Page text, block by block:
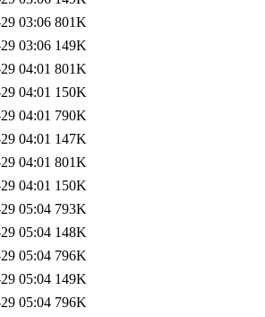
03:06 801K
03:06 149K
04:01 801K
04:01 150K
04:01 790K
04:01 147K
04:01 801K
04:01 150K
05:04 793K
05:04 148K
05:04 796K
05:04 149K
05:04 796K